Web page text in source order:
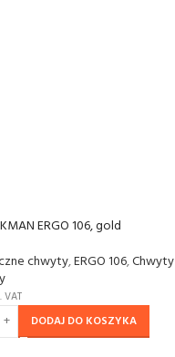
ERGO 106, gold
chwyty,ERGO 106,Chwyty
VAT
DODAJ DO KOSZYKA